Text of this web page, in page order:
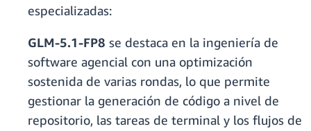
especializadas:
GLM-5.1-FP8 se destaca en la ingeniería de
software agencial con una optimización
sostenida de varias rondas, lo que permite
gestionar la generación de código a nivel de
repositorio, las tareas de terminal y los flujos de